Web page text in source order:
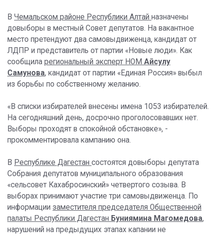
В Чемальском районе Республики Алтай назначены
довыборы в местный Совет депутатов. На вакантное
место претендуют два самовыдвиженца, кандидат от
ЛДПР и представитель от партии «Новые люди». Как
сообщила региональный эксперт НОМ Айсулу
Самунова, кандидат от партии «Единая Россия» выбыл
из борьбы по собственному желанию.
«В списки избирателей внесены имена 1053 избирателей.
На сегодняшний день, досрочно проголосовавших нет.
Выборы проходят в спокойной обстановке», -
прокомментировала кампанию она.
В Республике Дагестан состоятся довыборы депутата
Собрания депутатов муниципального образования
«сельсовет Кахабросинский» четвертого созыва. В
выборах принимают участие три самовыдвиженца. По
информации заместителя председателя Общественной
палаты Республики Дагестан Буниямина Магомедова,
нарушений на предыдущих этапах капании не